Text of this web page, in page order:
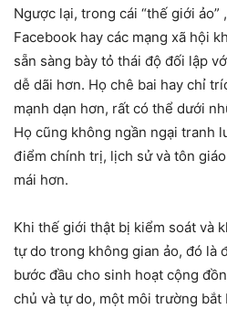
Ngược lại, trong cái “thế giới
Facebook hay các mạng xã hội
sẵn sàng bày tỏ thái độ đối lập
dễ dãi hơn. Họ chê bai hay chỉ
mạnh dạn hơn, rất có thể dưới
Họ cũng không ngần ngại tranh
điểm chính trị, lịch sử và tôn
mái hơn.
Khi thế giới thật bị kiểm soát và
tự do trong không gian ảo, đó là
bước đầu cho sinh hoạt cộng
chủ và tự do, một môi trường bắt